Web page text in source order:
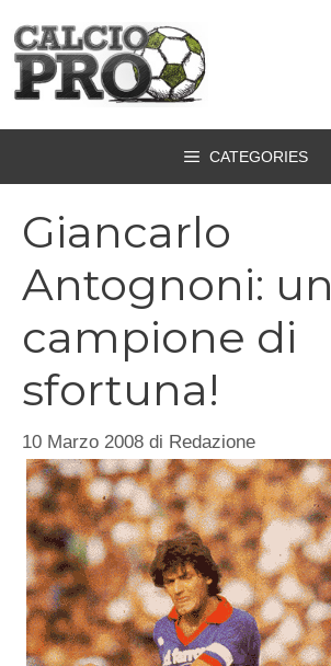
contenuto
CATEGORIES
Giancarlo
Antognoni: un
campione di
sfortuna!
10 Marzo 2008 di Redazione